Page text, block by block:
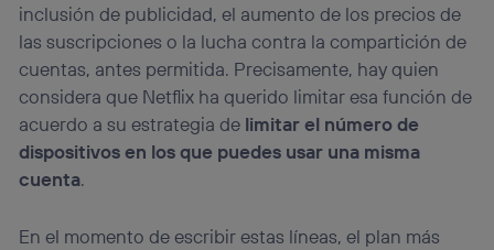
inclusión de publicidad, el aumento de los precios de
las suscripciones o la lucha contra la compartición de
cuentas, antes permitida. Precisamente, hay quien
considera que Netflix ha querido limitar esa función de
acuerdo a su estrategia de limitar el número de
dispositivos en los que puedes usar una misma
cuenta.
En el momento de escribir estas líneas, el plan más